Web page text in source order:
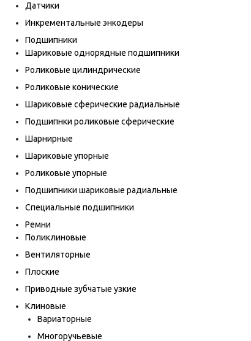
Датчики
Инкрементальные энкодеры
Подшипники
Шариковые однорядные подшипники
Роликовые цилиндрические
Роликовые конические
Шариковые сферические радиальные
Подшипнки роликовые сферические
Шарнирные
Шариковые упорные
Роликовые упорные
Подшипники шариковые радиальные
Специальные подшипники
Ремни
Поликлиновые
Вентиляторные
Плоские
Приводные зубчатые узкие
Клиновые
Вариаторные
Многоручьевые